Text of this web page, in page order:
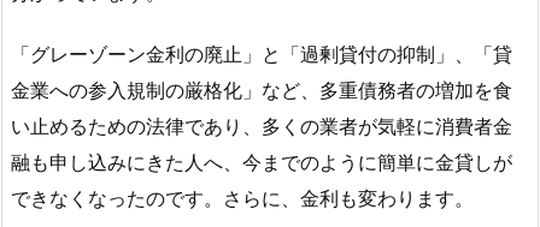
「グレーゾーン金利の廃止」と「過剰貸付の抑制」、「貸
金業への参入規制の厳格化」など、多重債務者の増加を食
い止めるための法律であり、多くの業者が気軽に消費者金
融も申し込みにきた人へ、今までのように簡単に金貸しが
できなくなったのです。さらに、金利も変わります。